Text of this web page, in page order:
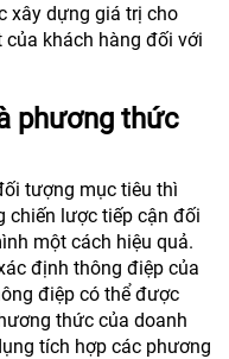
xây dựng giá trị cho
khách hàng đối với
phương thức
tượng mục tiêu thì
chiến lược tiếp cận đối
một cách hiệu quả.
định thông điệp của
điệp có thể được
thức của doanh
tích hợp các phương